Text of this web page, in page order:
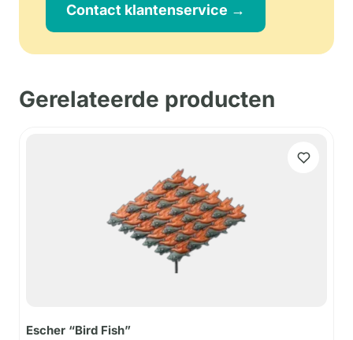
Contact klantenservice →
Gerelateerde producten
Escher “Bird Fish”